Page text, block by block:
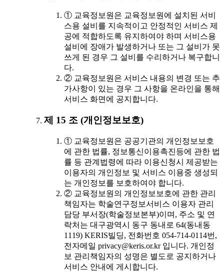
① 교육정보원은 교육정보원에 설치된 서비
스용 설비를 지속적이고 안정적인 서비스 제
공에 적합하도록 유지하여야 하며 서비스용
설비에 장애가 발생하거나 또는 그 설비가 못
쓰게 된 경우 그 설비를 수리하거나 복구합니
다.
② 교육정보원은 서비스 내용의 변경 또는 추
가사항이 있는 경우 그 사항을 온라인을 통해
서비스 화면에 공지합니다.
제 15 조 (개인정보보호)
① 교육정보원은 공공기관의 개인정보보호
에 관한 법률, 정보통신이용촉진등에 관한 법
률 등 관계법령에 따라 이용신청시 제공받는
이용자의 개인정보 및 서비스 이용중 생성되
는 개인정보를 보호하여야 합니다.
② 교육정보원의 개인정보보호에 관한 관리
책임자는 학술연구정보서비스 이용자 관리
담당 부서장(학술정보본부)이며, 주소 및 연
락처는 대구광역시 동구 동내로 64(동내동
1119) KERIS빌딩, 전화번호 054-714-0114번,
전자메일 privacy@keris.or.kr 입니다. 개인정
보 관리책임자의 성명은 별도로 공지하거나
서비스 안내에 게시합니다.